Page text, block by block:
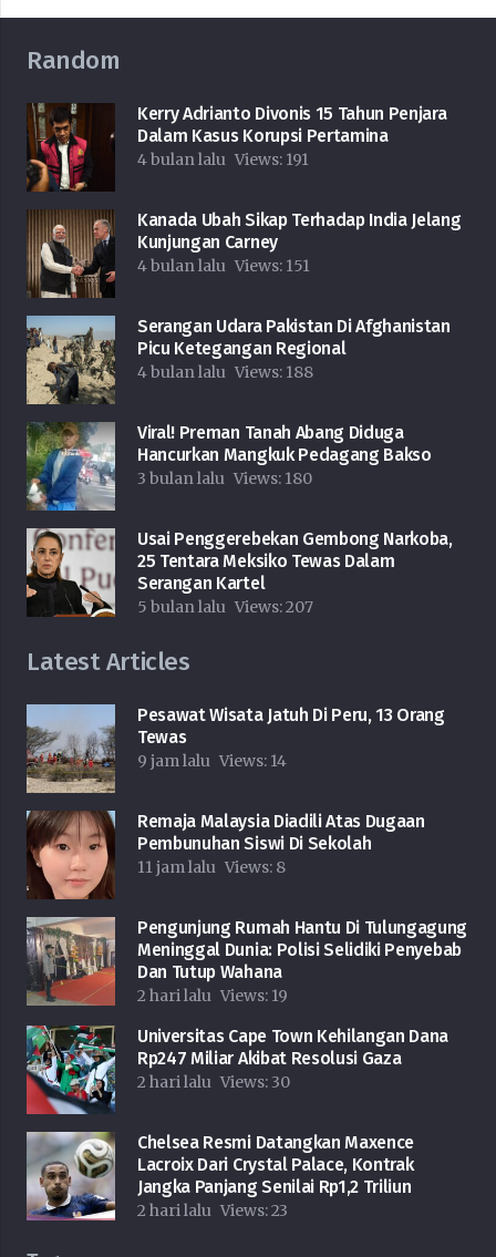
Random
Kerry Adrianto Divonis 15 Tahun Penjara
Dalam Kasus Korupsi Pertamina
4 bulan lalu Views: 191
Kanada Ubah Sikap Terhadap India Jelang
Kunjungan Carney
4 bulan lalu Views: 151
Serangan Udara Pakistan Di Afghanistan
Picu Ketegangan Regional
4 bulan lalu Views: 188
Viral! Preman Tanah Abang Diduga
Hancurkan Mangkuk Pedagang Bakso
3 bulan lalu Views: 180
Usai Penggerebekan Gembong Narkoba,
25 Tentara Meksiko Tewas Dalam
Serangan Kartel
5 bulan lalu Views:207
Latest Articles
Pesawat Wisata Jatuh Di Peru, 13 Orang
Tewas
9 jam lalu Views: 14
Remaja Malaysia Diadili Atas Dugaan
Pembunuhan Siswi Di Sekolah
11 jam lalu Views: 8
Pengunjung Rumah Hantu Di Tulungagung
Meninggal Dunia: Polisi Selidiki Penyebab
Dan Tutup Wahana
2 hari lalu Views: 19
Universitas Cape Town Kehilangan Dana
Rp247 Miliar Akibat Resolusi Gaza
2 hari lalu Views: 30
Chelsea Resmi Datangkan Maxence
Lacroix Dari Crystal Palace, Kontrak
Jangka Panjang Senilai Rp1,2 Triliun
2 hari lalu Views:23